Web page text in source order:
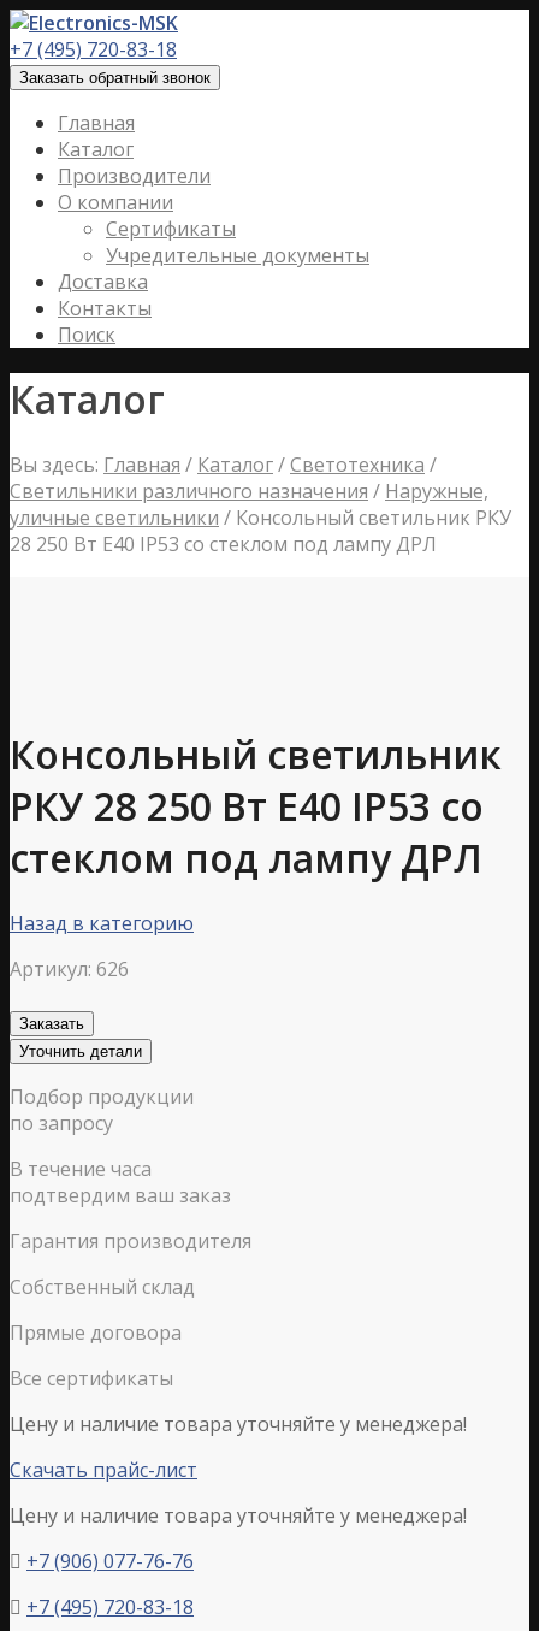
+7 (495) 720-83-18
Заказать обратный звонок
Главная
Каталог
Производители
О компании
Сертификаты
Учредительные документы
Доставка
Контакты
Поиск
Каталог
Вы здесь: Главная / Каталог/Светотехника /
Светильники различного назначения / Наружные,
уличные светильники / Консольный светильник РКУ
28 250 Вт Е40 IP53 со стеклом под лампу ДРЛ
Консольный светильник
РКУ 28 250 Вт Е40 IP53 со
стеклом под лампу ДРЛ
Назад в категорию
Артикул: 626
Заказать
Уточнить детали
Подбор продукции
по запросу
В течение часа
подтвердим ваш заказ
Гарантия производителя
Собственный склад
Прямые договора
Все сертификаты
Цену и наличие товара уточняйте у менеджера!
Скачать прайс-лист
Цену и наличие товара уточняйте у менеджера!
 +7 (906) 077-76-76
 +7 (495) 720-83-18